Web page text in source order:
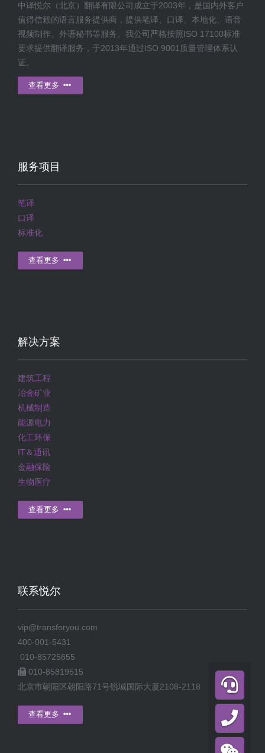
中译悦尔（北京）翻译有限公司成立于2003年，是国内外客户
值得信赖的语言服务提供商，提供笔译、口译、本地化、语音
视频制作、外语秘书等服务。我公司严格按照ISO 17100标准
要求提供翻译服务，于2013年通过ISO 9001质量管理体系认
证。
查看更多
服务项目
笔译
口译
标准化
查看更多
解决方案
建筑工程
冶金矿业
机械制造
能源电力
化工环保
IT＆通讯
金融保险
生物医疗
查看更多
联系悦尔
vip@transforyou.com
400-001-5431
010-85725655
010-85819515
北京市朝阳区朝阳路71号锐城国际大厦2108-2118
查看更多